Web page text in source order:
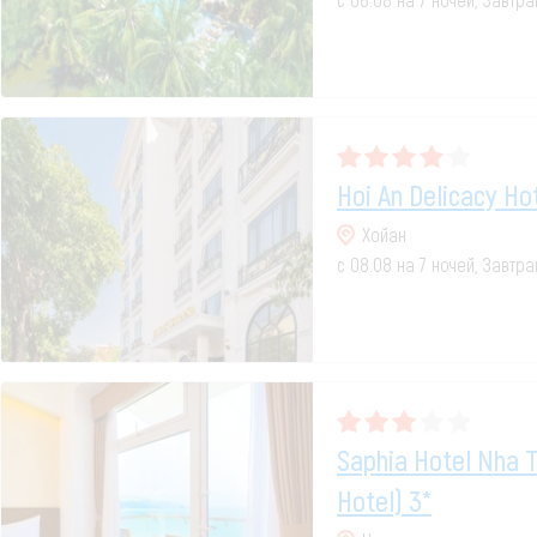
Hoi An Delicacy
Хойан
с 08.08 на 7 ночей,
Saphia Hotel Nha
Hotel) 3*